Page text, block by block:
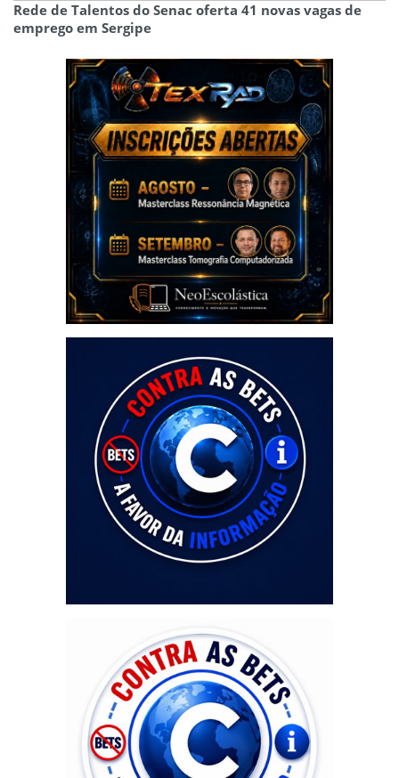
Rede de Talentos do Senac oferta 41 novas vagas de
emprego em Sergipe